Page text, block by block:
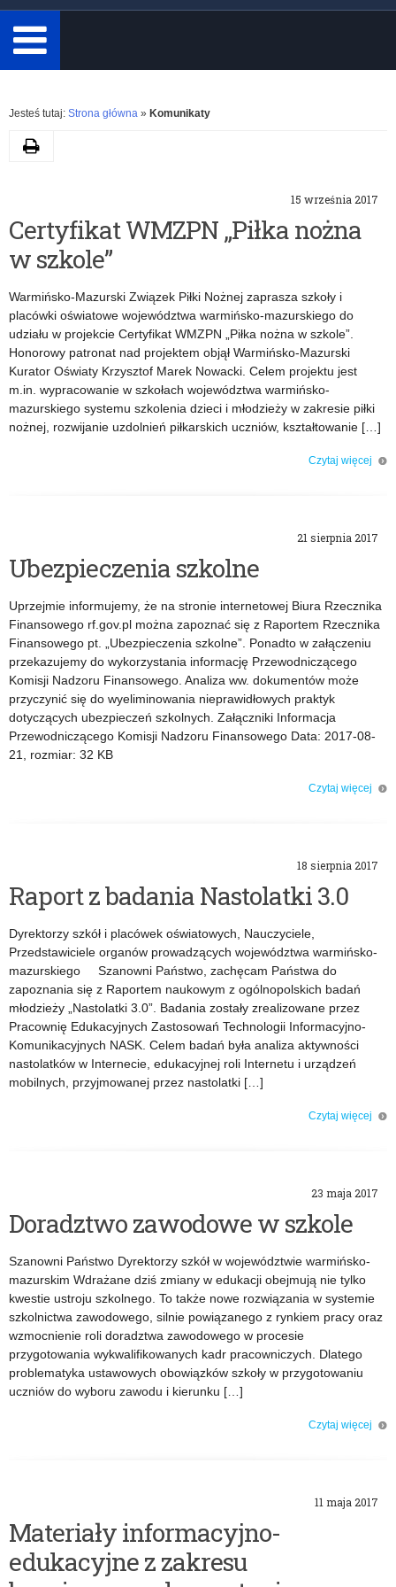
minimum
3
znaki.
Rozwiń
Jesteś tutaj: Strona główna » Komunikaty
a
t
e
g
o
r
K
o
m
u
n
i
t
y
15 września 2017
Certyfikat WMZPN „Piłka nożna
w szkole”
Warmińsko-Mazurski Związek Piłki Nożnej zaprasza szkoły i
placówki oświatowe województwa warmińsko-mazurskiego do
udziału w projekcie Certyfikat WMZPN „Piłka nożna w szkole”.
Honorowy patronat nad projektem objął Warmińsko-Mazurski
Kurator Oświaty Krzysztof Marek Nowacki. Celem projektu jest
m.in. wypracowanie w szkołach województwa warmińsko-
mazurskiego systemu szkolenia dzieci i młodzieży w zakresie piłki
nożnej, rozwijanie uzdolnień piłkarskich uczniów, kształtowanie […]
Czytaj więcej
21 sierpnia 2017
Ubezpieczenia szkolne
Uprzejmie informujemy, że na stronie internetowej Biura Rzecznika
Finansowego rf.gov.pl można zapoznać się z Raportem Rzecznika
Finansowego pt. „Ubezpieczenia szkolne”. Ponadto w załączeniu
przekazujemy do wykorzystania informację Przewodniczącego
Komisji Nadzoru Finansowego. Analiza ww. dokumentów może
przyczynić się do wyeliminowania nieprawidłowych praktyk
dotyczących ubezpieczeń szkolnych. Załączniki Informacja
Przewodniczącego Komisji Nadzoru Finansowego Data: 2017-08-
21, rozmiar: 32 KB
Czytaj więcej
18 sierpnia 2017
Raport z badania Nastolatki 3.0
Dyrektorzy szkół i placówek oświatowych, Nauczyciele,
Przedstawiciele organów prowadzących województwa warmińsko-
mazurskiego Szanowni Państwo, zachęcam Państwa do
zapoznania się z Raportem naukowym z ogólnopolskich badań
młodzieży „Nastolatki 3.0”. Badania zostały zrealizowane przez
Pracownię Edukacyjnych Zastosowań Technologii Informacyjno-
Komunikacyjnych NASK. Celem badań była analiza aktywności
nastolatków w Internecie, edukacyjnej roli Internetu i urzą­dzeń
mobilnych, przyjmowanej przez nastolatki […]
Czytaj więcej
23 maja 2017
Doradztwo zawodowe w szkole
Szanowni Państwo Dyrektorzy szkół w województwie warmińsko-
mazurskim Wdrażane dziś zmiany w edukacji obejmują nie tylko
kwestie ustroju szkolnego. To także nowe rozwiązania w systemie
szkolnictwa zawodowego, silnie powiązanego z rynkiem pracy oraz
wzmocnienie roli doradztwa zawodowego w procesie
przygotowania wykwalifikowanych kadr pracowniczych. Dlatego
problematyka ustawowych obowiązków szkoły w przygotowaniu
uczniów do wyboru zawodu i kierunku […]
Czytaj więcej
11 maja 2017
Materiały informacyjno-
edukacyjne z zakresu